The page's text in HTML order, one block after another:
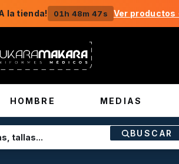
la tienda! 01h 48m 47s Ver productos
HOMBRE MEDIAS
BUSCAR